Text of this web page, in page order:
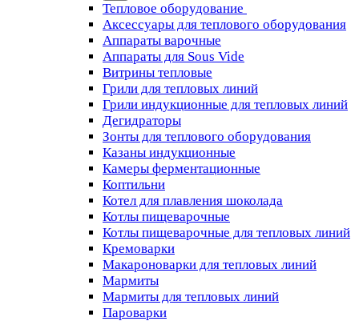
Тепловое оборудование
Аксессуары для теплового оборудования
Аппараты варочные
Аппараты для Sous Vide
Витрины тепловые
Грили для тепловых линий
Грили индукционные для тепловых линий
Дегидраторы
Зонты для теплового оборудования
Казаны индукционные
Камеры ферментационные
Коптильни
Котел для плавления шоколада
Котлы пищеварочные
Котлы пищеварочные для тепловых линий
Кремоварки
Макароноварки для тепловых линий
Мармиты
Мармиты для тепловых линий
Пароварки